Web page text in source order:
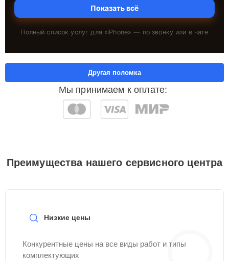
Показать всё
Полный список услуг для «iPhone» — по звонку или в чате
Мы принимаем к оплате:
Другая поломка
Преимущества нашего сервисного центра
Низкие цены
Конкурентные цены на все виды работ и типы
комплектующих